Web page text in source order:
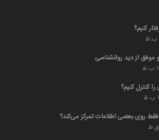
کنیم؟
موفق از دید روانشناسی
کنترل کنیم؟
روی بعضی اطلاعات تمرکز می‌کند؟